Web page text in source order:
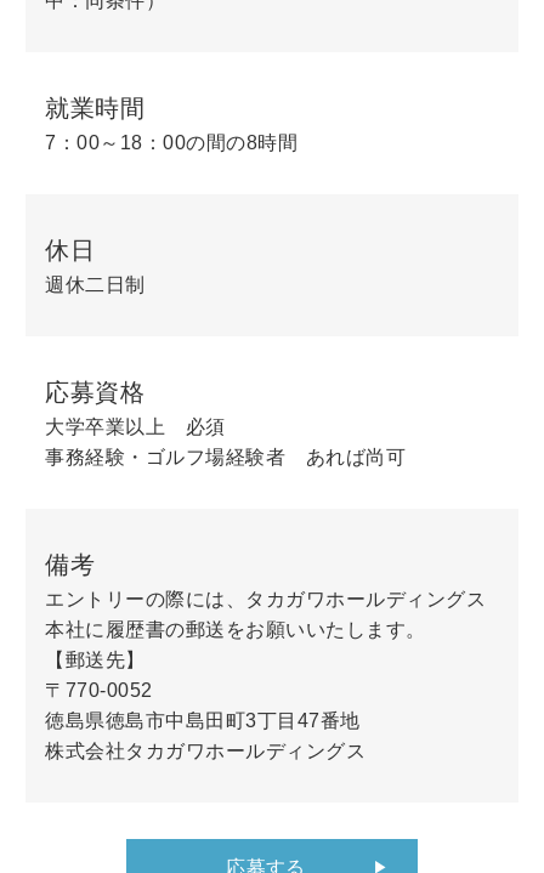
就業時間
7：00～18：00の間の8時間
休日
週休二日制
応募資格
大学卒業以上 必須
事務経験・ゴルフ場経験者 あれば尚可
備考
エントリーの際には、タカガワホールディングス
本社に履歴書の郵送をお願いいたします。
【郵送先】
〒770-0052
徳島県徳島市中島田町3丁目47番地
株式会社タカガワホールディングス
応募する